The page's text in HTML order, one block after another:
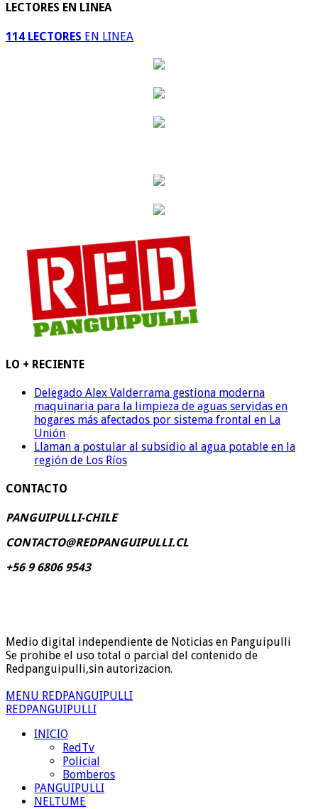
LECTORES EN LINEA
114 LECTORES EN LINEA
LO + RECIENTE
Delegado Alex Valderrama gestiona moderna
maquinaria para la limpieza de aguas servidas en
hogares más afectados por sistema frontal en La
Unión
Llaman a postular al subsidio al agua potable en la
región de Los Ríos
CONTACTO
PANGUIPULLI-CHILE
CONTACTO@REDPANGUIPULLI.CL
+56 9 6806 9543
Medio digital independiente de Noticias en Panguipulli
Se prohibe el uso total o parcial del contenido de
Redpanguipulli,sin autorizacion.
MENU REDPANGUIPULLI
REDPANGUIPULLI
INICIO
RedTv
Policial
Bomberos
PANGUIPULLI
NELTUME